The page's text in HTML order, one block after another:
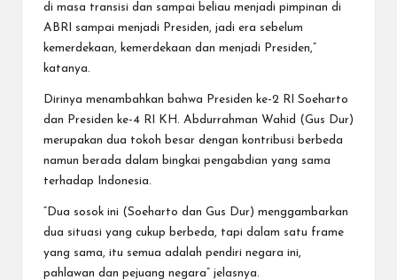
di masa transisi dan sampai beliau menjadi pimpinan di
ABRI sampai menjadi Presiden, jadi era sebelum
kemerdekaan, kemerdekaan dan menjadi Presiden,”
katanya.
Dirinya menambahkan bahwa Presiden ke-2 RI Soeharto
dan Presiden ke-4 RI KH. Abdurrahman Wahid (Gus Dur)
merupakan dua tokoh besar dengan kontribusi berbeda
namun berada dalam bingkai pengabdian yang sama
terhadap Indonesia.
“Dua sosok ini (Soeharto dan Gus Dur) menggambarkan
dua situasi yang cukup berbeda, tapi dalam satu frame
yang sama, itu semua adalah pendiri negara ini,
pahlawan dan pejuang negara” jelasnya.